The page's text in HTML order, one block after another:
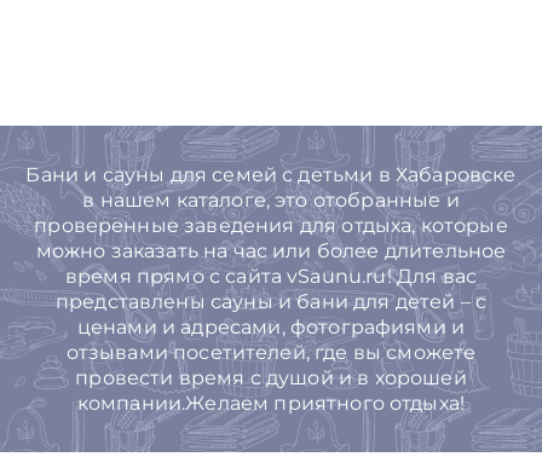
Бани и сауны для семей с детьми в Хабаровске
в нашем каталоге, это отобранные и
проверенные заведения для отдыха, которые
можно заказать на час или более длительное
время прямо с сайта vSaunu.ru! Для вас
представлены сауны и бани для детей – с
ценами и адресами, фотографиями и
отзывами посетителей, где вы сможете
провести время с душой и в хорошей
компании.Желаем приятного отдыха!